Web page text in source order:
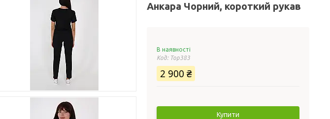
Анкара Чорний, короткий рукав
В наявності
Код: Top383
2 900 ₴
Купити